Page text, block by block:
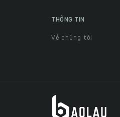
THÔNG TIN
Về chúng tôi